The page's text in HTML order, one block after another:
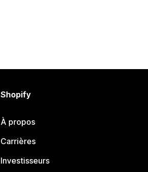
Shopify
À propos
Carrières
Investisseurs